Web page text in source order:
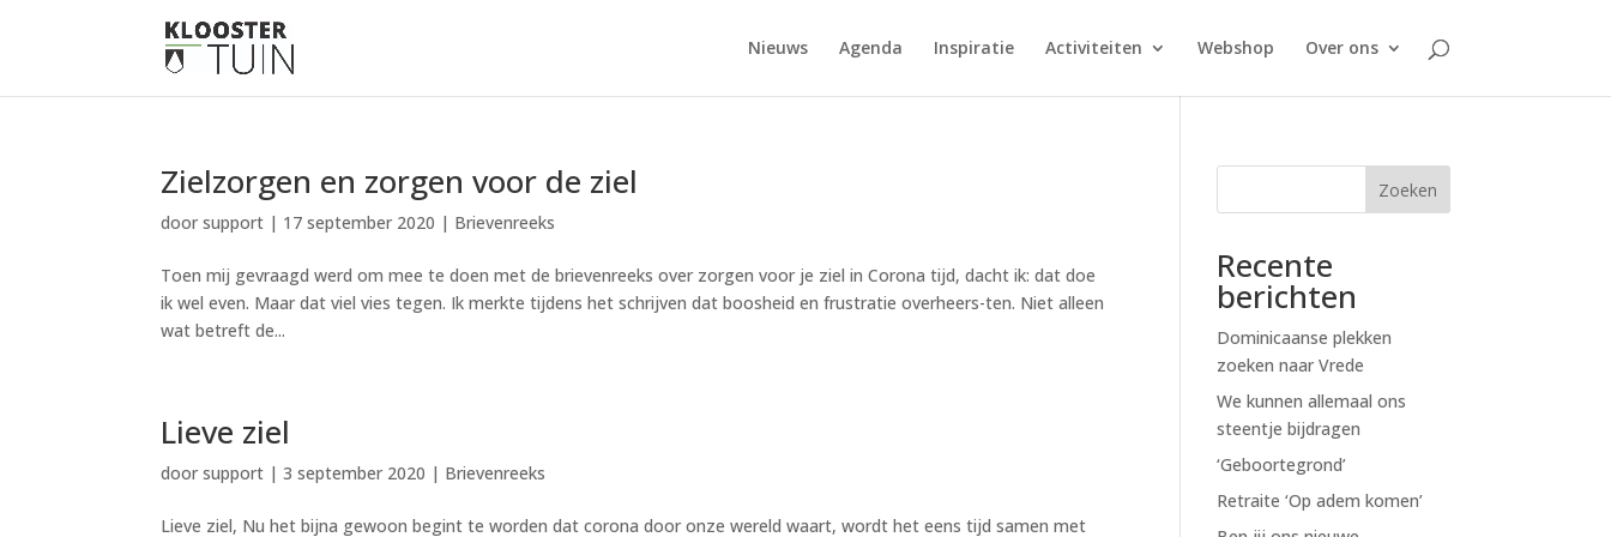
Nieuws Agenda Inspiratie Activiteiten Webshop Over ons
Zielzorgen en zorgen voor de ziel
doorsupport | 17 september 2020 | Brievenreeks
Toen mij gevraagd werd om mee te doen met de brievenreeks over zorgen voor je ziel in Corona tijd, dacht ik: dat doe
ik wel even. Maar dat viel vies tegen. Ik merkte tijdens het schrijven dat boosheid en frustratie overheers-ten. Niet alleen
wat betreft de...
Lieve ziel
doorsupport |3 september 2020 | Brievenreeks
Lieve ziel, Nu het bijna gewoon begint te worden dat corona door onze wereld waart, wordt het eens tijd samen met
Zoeken
Recente
berichten
Dominicaanse plekken
zoeken naar Vrede
We kunnen allemaal ons
steentje bijdragen
‘Geboortegrond’
Retraite ‘Op adem komen’